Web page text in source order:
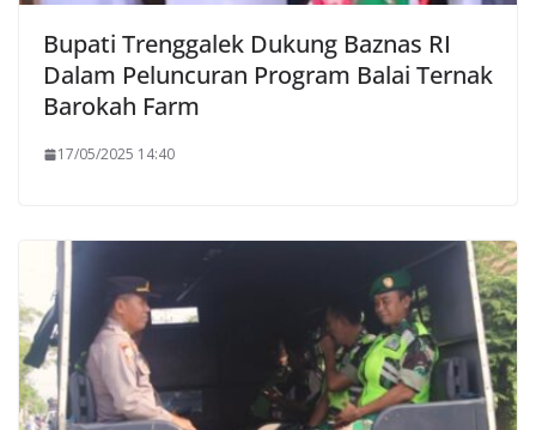
Bupati Trenggalek Dukung Baznas RI
Dalam Peluncuran Program Balai Ternak
Barokah Farm
17/05/2025 14:40